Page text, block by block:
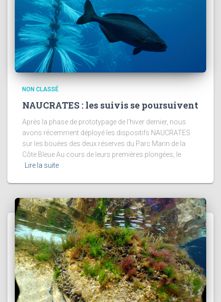
NON CLASSÉ
NAUCRATES : les suivis se poursuivent
Après la phase de prototypage de l’hiver dernier, nous
avons récemment déployé les dispositifs NAUCRATES
sur les bouées des deux réserves du Parc Marin de la
Côte Bleue Au cours de leurs premières plongées, le
Lire la suite